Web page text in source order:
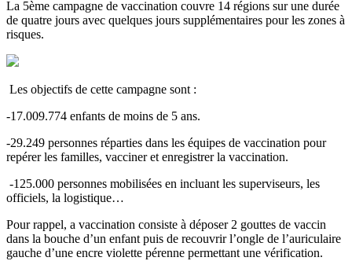
La 5ème campagne de vaccination couvre 14 régions sur une durée
de quatre jours avec quelques jours supplémentaires pour les zones à
risques.
Les objectifs de cette campagne sont :
-17.009.774 enfants de moins de 5 ans.
-29.249 personnes réparties dans les équipes de vaccination pour
repérer les familles, vacciner et enregistrer la vaccination.
-125.000 personnes mobilisées en incluant les superviseurs, les
officiels, la logistique…
Pour rappel, a vaccination consiste à déposer 2 gouttes de vaccin
dans la bouche d’un enfant puis de recouvrir l’ongle de l’auriculaire
gauche d’une encre violette pérenne permettant une vérification.